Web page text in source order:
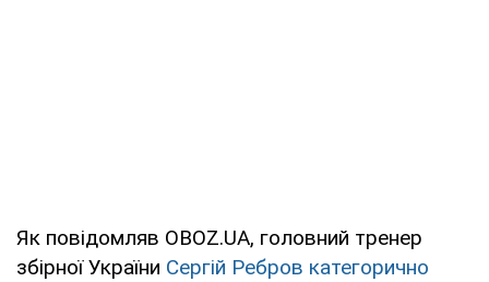
Як повідомляв OBOZ.UA, головний тренер
збірної України Сергій Ребров категорично